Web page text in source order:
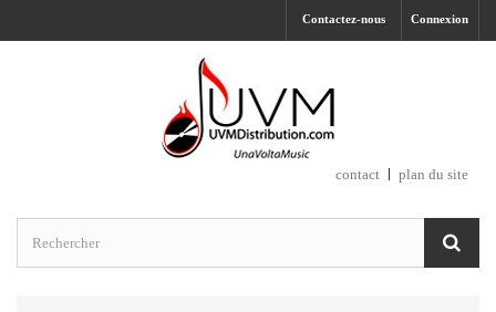
Connexion
Contactez-nous
contact plan du site